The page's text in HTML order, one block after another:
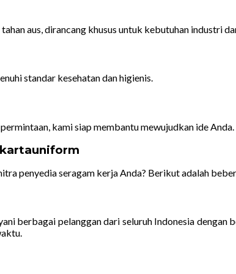
aus, dirancang khusus untuk kebutuhan industri
standar kesehatan dan higienis.
kami siap membantu mewujudkan ide Anda.
penyedia seragam kerja Anda? Berikut adalah
berbagai pelanggan dari seluruh Indonesia